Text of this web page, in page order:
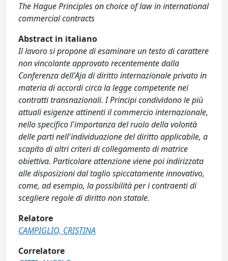
The Hague Principles on choice of law in international
commercial contracts
Abstract in italiano
Il lavoro si propone di esaminare un testo di carattere
non vincolante approvato recentemente dalla
Conferenza dell'Aja di diritto internazionale privato in
materia di accordi circa la legge competente nei
contratti transnazionali. I Principi condividono le più
attuali esigenze attinenti il commercio internazionale,
nello specifico l'importanza del ruolo della volontà
delle parti nell'individuazione del diritto applicabile, a
scapito di altri criteri di collegamento di matrice
obiettiva. Particolare attenzione viene poi indirizzata
alle disposizioni dal taglio spiccatamente innovativo,
come, ad esempio, la possibilità per i contraenti di
scegliere regole di diritto non statale.
Relatore
CAMPIGLIO, CRISTINA
Correlatore